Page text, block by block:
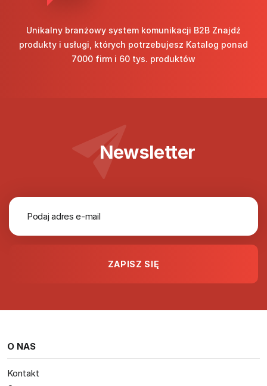
Unikalny branżowy system komunikacji B2B Znajdź
produkty i usługi, których potrzebujesz Katalog ponad
7000 firm i 60 tys. produktów
Newsletter
O NAS
Kontakt